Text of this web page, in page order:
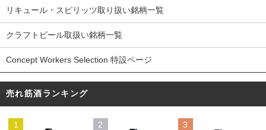
リキュール・スピリッツ取り扱い銘柄一覧
クラフトビール取扱い銘柄一覧
Concept Workers Selection 特設ページ
売れ筋酒ランキング
1 2 3